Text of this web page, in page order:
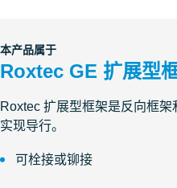
本产品属于
Roxtec GE 扩展型
Roxtec 扩展型框架是反向框
实现导行。
可栓接或铆接